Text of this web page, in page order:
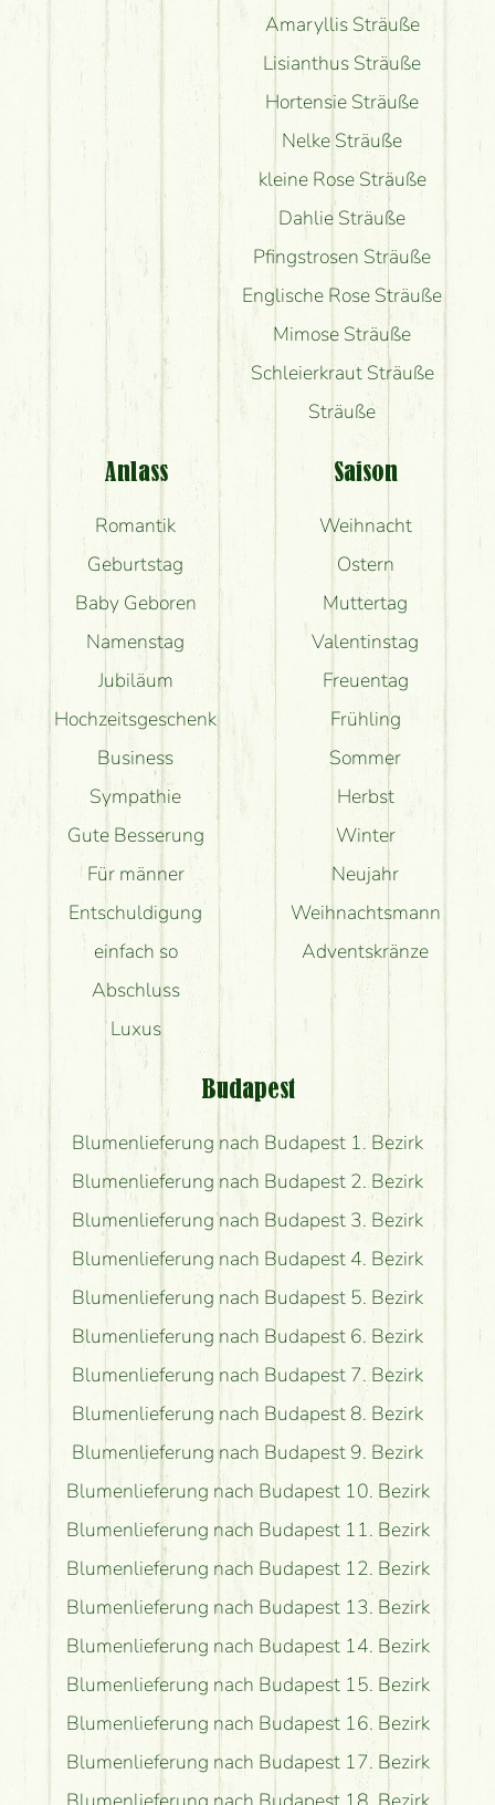
Amaryllis Sträuße
Lisianthus Sträuße
Hortensie Sträuße
Nelke Sträuße
kleine Rose Sträuße
Dahlie Sträuße
Pfingstrosen Sträuße
Englische Rose Sträuße
Mimose Sträuße
Schleierkraut Sträuße
Sträuße
Anlass
Romantik
Geburtstag
Baby Geboren
Namenstag
Jubiläum
Hochzeitsgeschenk
Business
Sympathie
Gute Besserung
Für männer
Entschuldigung
einfach so
Abschluss
Luxus
Saison
Weihnacht
Ostern
Muttertag
Valentinstag
Freuentag
Frühling
Sommer
Herbst
Winter
Neujahr
Weihnachtsmann
Adventskränze
Budapest
Blumenlieferung nach Budapest 1. Bezirk
Blumenlieferung nach Budapest 2. Bezirk
Blumenlieferung nach Budapest 3. Bezirk
Blumenlieferung nach Budapest 4. Bezirk
Blumenlieferung nach Budapest 5. Bezirk
Blumenlieferung nach Budapest 6. Bezirk
Blumenlieferung nach Budapest 7. Bezirk
Blumenlieferung nach Budapest 8. Bezirk
Blumenlieferung nach Budapest 9. Bezirk
Blumenlieferung nach Budapest 10. Bezirk
Blumenlieferung nach Budapest 11. Bezirk
Blumenlieferung nach Budapest 12. Bezirk
Blumenlieferung nach Budapest 13. Bezirk
Blumenlieferung nach Budapest 14. Bezirk
Blumenlieferung nach Budapest 15. Bezirk
Blumenlieferung nach Budapest 16. Bezirk
Blumenlieferung nach Budapest 17. Bezirk